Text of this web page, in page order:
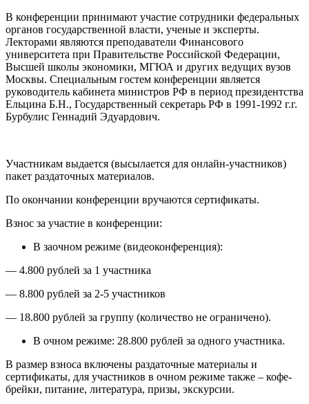
В конференции принимают участие сотрудники федеральных
органов государственной власти, ученые и эксперты.
Лекторами являются преподаватели Финансового
университета при Правительстве Российской Федерации,
Высшей школы экономики, МГЮА и других ведущих вузов
Москвы. Специальным гостем конференции является
руководитель кабинета министров РФ в период президентства
Ельцина Б.Н., Государственный секретарь РФ в 1991-1992 г.г.
Бурбулис Геннадий Эдуардович.
Участникам выдается (высылается для онлайн-участников)
пакет раздаточных материалов.
По окончании конференции вручаются сертификаты.
Взнос за участие в конференции:
В заочном режиме (видеоконференция):
— 4.800 рублей за 1 участника
— 8.800 рублей за 2-5 участников
— 18.800 рублей за группу (количество не ограничено).
В очном режиме: 28.800 рублей за одного участника.
В размер взноса включены раздаточные материалы и
сертификаты, для участников в очном режиме также – кофе-
брейки, питание, литература, призы, экскурсии.